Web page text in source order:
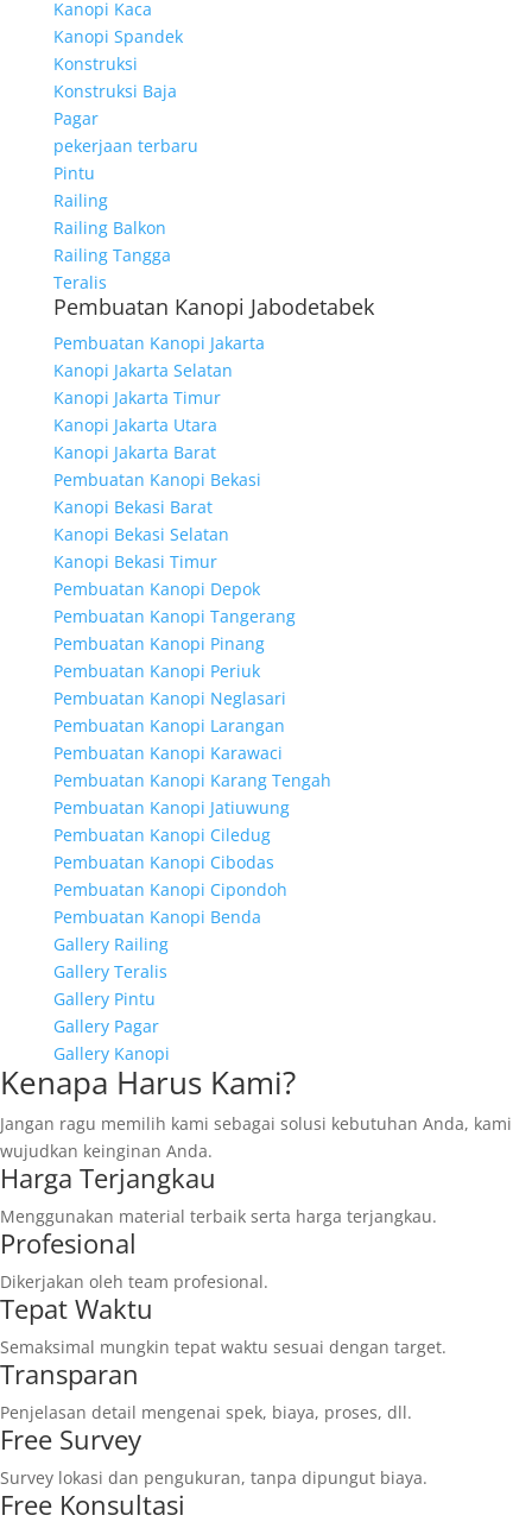
Kanopi Kaca
Kanopi Spandek
Konstruksi
Konstruksi Baja
Pagar
pekerjaan terbaru
Pintu
Railing
Railing Balkon
Railing Tangga
Teralis
Pembuatan Kanopi Jabodetabek
Pembuatan Kanopi Jakarta
Kanopi Jakarta Selatan
Kanopi Jakarta Timur
Kanopi Jakarta Utara
Kanopi Jakarta Barat
Pembuatan Kanopi Bekasi
Kanopi Bekasi Barat
Kanopi Bekasi Selatan
Kanopi Bekasi Timur
Pembuatan Kanopi Depok
Pembuatan Kanopi Tangerang
Pembuatan Kanopi Pinang
Pembuatan Kanopi Periuk
Pembuatan Kanopi Neglasari
Pembuatan Kanopi Larangan
Pembuatan Kanopi Karawaci
Pembuatan Kanopi Karang Tengah
Pembuatan Kanopi Jatiuwung
Pembuatan Kanopi Ciledug
Pembuatan Kanopi Cibodas
Pembuatan Kanopi Cipondoh
Pembuatan Kanopi Benda
Gallery Railing
Gallery Teralis
Gallery Pintu
Gallery Pagar
Gallery Kanopi
Kenapa Harus Kami?
Jangan ragu memilih kami sebagai solusi kebutuhan Anda, kami
wujudkan keinginan Anda.
Harga Terjangkau
Menggunakan material terbaik serta harga terjangkau.
Profesional
Dikerjakan oleh team profesional.
Tepat Waktu
Semaksimal mungkin tepat waktu sesuai dengan target.
Transparan
Penjelasan detail mengenai spek, biaya, proses, dll.
Free Survey
Survey lokasi dan pengukuran, tanpa dipungut biaya.
Free Konsultasi